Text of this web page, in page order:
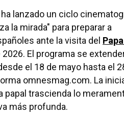
ha lanzado un ciclo
la mirada" para preparar a
ante la visita del
El programa se
el 18 de mayo hasta el
omnesmag.com. La
papal trascienda lo
más profunda.